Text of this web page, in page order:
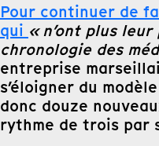
Pour continuer de
qui « n’ont plus
chronologie des
entreprise
s’éloigner du
donc douze
rythme de trois par